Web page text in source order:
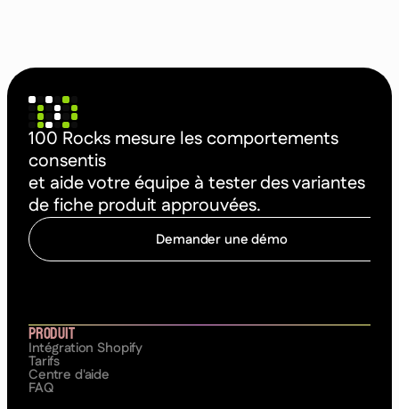
100 Rocks mesure les comportements
consentis
et aide votre équipe à tester des variantes
de fiche produit approuvées.
Demander une démo
Produit
Intégration Shopify
Tarifs
Centre d'aide
FAQ